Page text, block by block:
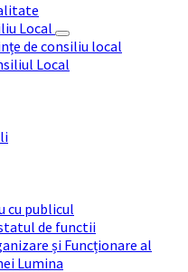
Local
de consiliu local
Local
cu publicul
de functii
și Funcționare al
Lumina